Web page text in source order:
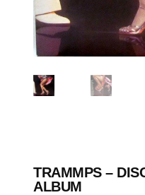
TRAMMPS ‎–
ALBUM